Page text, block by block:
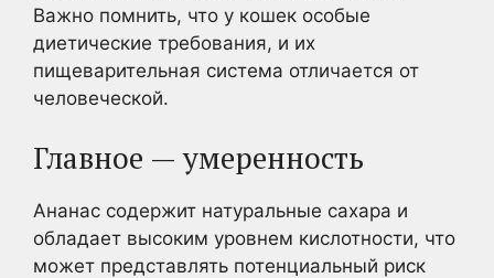
Важно помнить, что у кошек особые
диетические требования, и их
пищеварительная система отличается от
человеческой.
Главное — умеренность
Ананас содержит натуральные сахара и
обладает высоким уровнем кислотности, что
может представлять потенциальный риск